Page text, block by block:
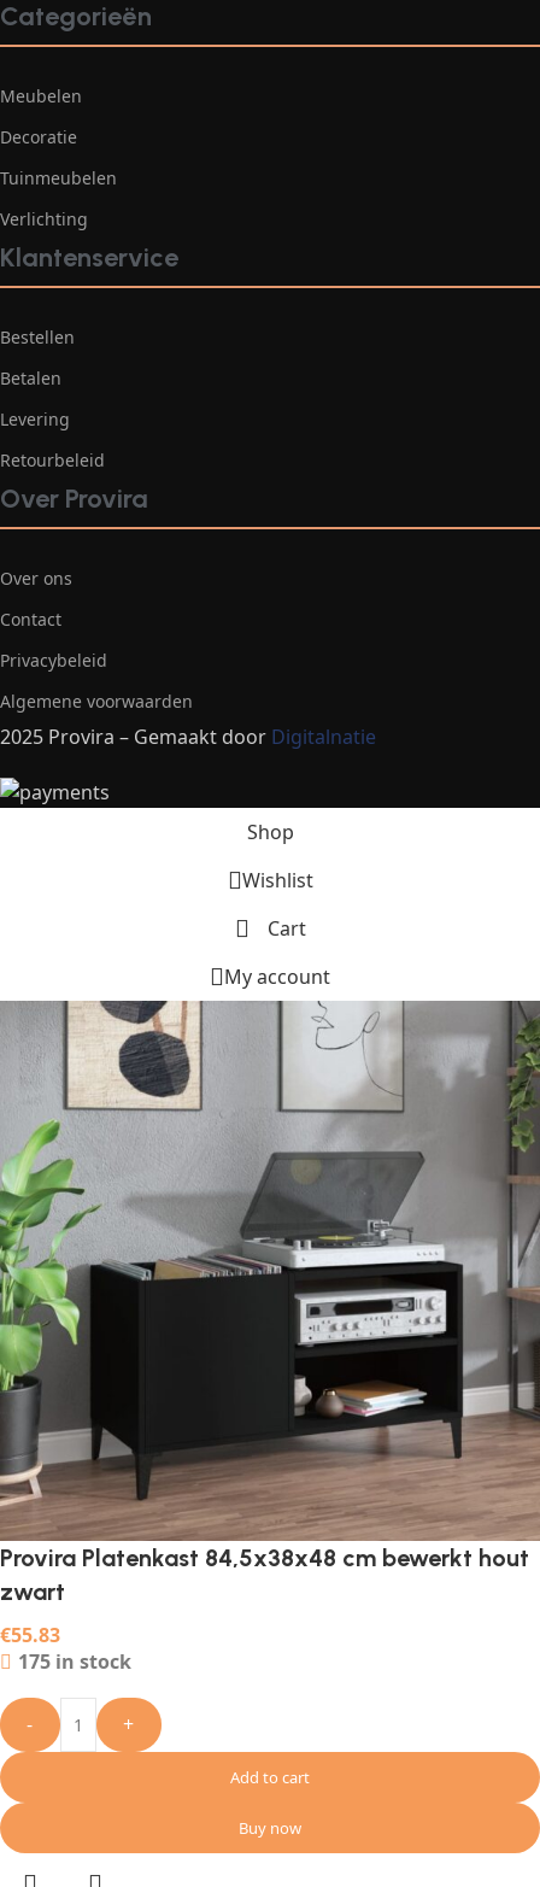
Categorieën
Meubelen
Decoratie
Tuinmeubelen
Verlichting
Klantenservice
Bestellen
Betalen
Levering
Retourbeleid
Over Provira
Over ons
Contact
Privacybeleid
Algemene voorwaarden
2025 Provira – Gemaakt door Digitalnatie
Shop
Wishlist
Cart
My account
Provira Platenkast 84,5x38x48 cm bewerkt hout
zwart
€55.83
175 in stock
- +
Add to cart
Buy now